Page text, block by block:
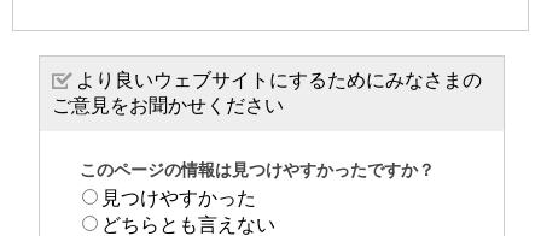
より良いウェブサイトにするためにみなさまの
ご意見をお聞かせください
このページの情報は見つけやすかったですか？
見つけやすかった
どちらとも言えない